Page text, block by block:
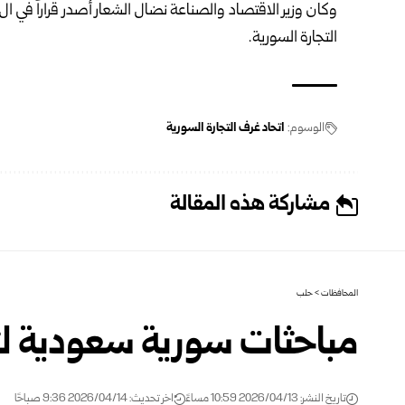
وكان وزير الاقتصاد والصناعة
التجارة السورية.
الوسوم: اتحاد غرف التجارة السورية
مشاركة هذه المقالة
المحافظات>حلب
مباحثات سورية سعودية
تاريخ النشر: 2026/04/13 10:59 مساءً اخر تحديث: 2026/04/14 9:36 صباحًا